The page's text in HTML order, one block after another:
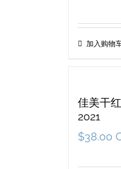
加入购物
佳美干
2021
$38.00